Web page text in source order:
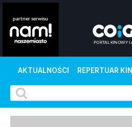
AKTUALNOŚCI REPERTUAR KIN